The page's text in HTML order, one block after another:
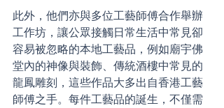
此外，他們亦與多位工藝師傅合作舉辦
工作坊，讓公眾接觸日常生活中常見卻
容易被忽略的本地工藝品，例如廟宇佛
堂內的神像與裝飾、傳統酒樓中常見的
龍鳳雕刻，這些作品大多出自香港工藝
師傅之手。每件工藝品的誕生，不僅需